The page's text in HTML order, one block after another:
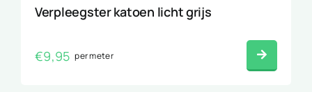
Verpleegster katoen licht grijs
€9,95 per meter